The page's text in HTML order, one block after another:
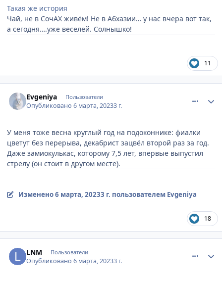
Такая же история
Чай, не в СочАХ живём! Не в Абхазии… у нас вчера вот так,
а сегодня….уже веселей. Солнышко!
11
Evgeniya Пользователи
Опубликовано6 марта, 20233 г.
У меня тоже весна круглый год на подоконнике: фиалки
цветут без перерыва, декабрист зацвёл второй раз за год.
Даже замиокулькас, которому 7,5 лет, впервые выпустил
стрелу (он стоит в другом месте).
Изменено6 марта, 20233 г. пользователем Evgeniya
18
LNM Пользователи
Опубликовано6 марта, 20233 г.